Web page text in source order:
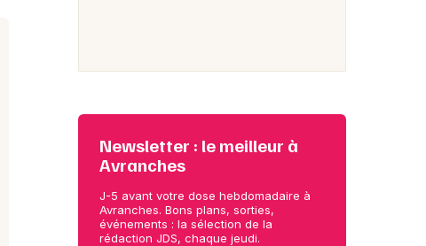
Newsletter : le meilleur à
Avranches
J-5 avant votre dose hebdomadaire à
Avranches. Bons plans, sorties,
événements : la sélection de la
rédaction JDS, chaque jeudi.